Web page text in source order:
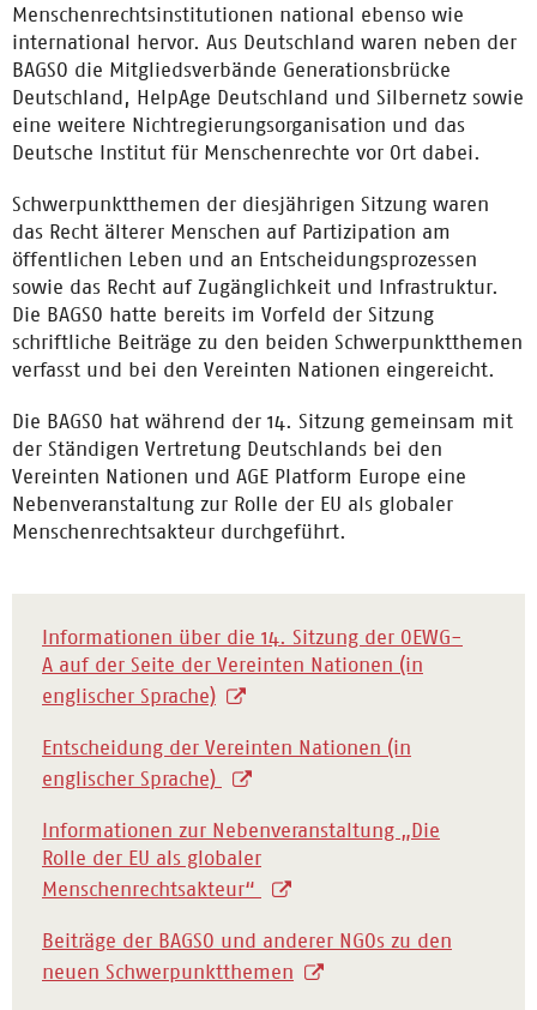
Menschenrechtsinstitutionen national ebenso wie
international hervor. Aus Deutschland waren neben der
BAGSO die Mitgliedsverbände Generationsbrücke
Deutschland, HelpAge Deutschland und Silbernetz sowie
eine weitere Nichtregierungsorganisation und das
Deutsche Institut für Menschenrechte vor Ort dabei.
Schwerpunktthemen der diesjährigen Sitzung waren
das Recht älterer Menschen auf Partizipation am
öffentlichen Leben und an Entscheidungsprozessen
sowie das Recht auf Zugänglichkeit und Infrastruktur.
Die BAGSO hatte bereits im Vorfeld der Sitzung
schriftliche Beiträge zu den beiden Schwerpunktthemen
verfasst und bei den Vereinten Nationen eingereicht.
Die BAGSO hat während der 14. Sitzung gemeinsam mit
der Ständigen Vertretung Deutschlands bei den
Vereinten Nationen und AGE Platform Europe eine
Nebenveranstaltung zur Rolle der EU als globaler
Menschenrechtsakteur durchgeführt.
Informationen über die 14. Sitzung der OEWG-
A auf der Seite der Vereinten Nationen (in
englischer Sprache)
Entscheidung der Vereinten Nationen (in
englischer Sprache)
Informationen zur Nebenveranstaltung „Die
Rolle der EU als globaler
Menschenrechtsakteur“
Beiträge der BAGSO und anderer NGOs zu den
neuen Schwerpunktthemen